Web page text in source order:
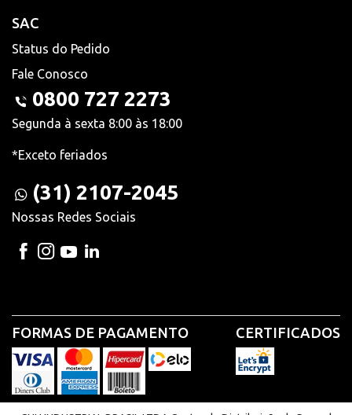
SAC
Status do Pedido
Fale Conosco
0800 727 2273
Segunda à sexta 8:00 às 18:00
*Exceto feriados
(31) 2107-2045
Nossas Redes Sociais
FORMAS DE PAGAMENTO CERTIFICADOS